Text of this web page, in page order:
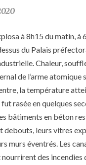
à 8h15 du matin, à
du Palais
Chaleur,
de l’arme atomique
la température
rasée en quelques
bâtiments en béton
debouts, leurs vitres
murs éventrés. Les
des incendies